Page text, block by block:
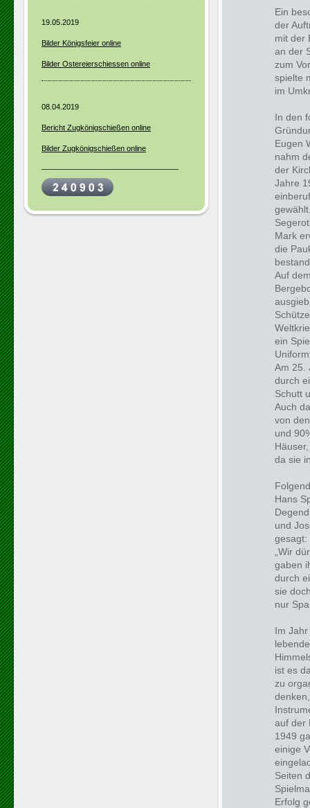
Ein
der
mit der
an der
zum
spielte
im
In den
Eugen
nahm
der
Jahre
Mark
die
Auf
ein
Am 25.
durch
Schutt
Auch
von
und
da sie
Hans
und
gesagt:
„Wir
gaben
durch
sie
nur
Im
ist es
zu
auf der
1949
einige
Seiten
Erfolg
19.05.2019
Bilder Königsfeier online
Bilder Ostereierschiessen online
08.04.2019
Bericht Zugkönigschießen online
Bilder Zugkönigschießen online